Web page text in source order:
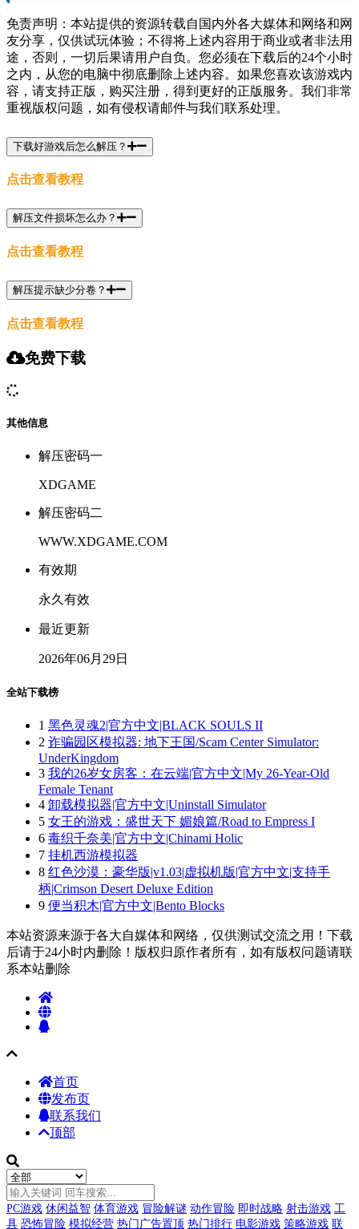
免责声明：本站提供的资源转载自国内外各大媒体和网络和网
友分享，仅供试玩体验；不得将上述内容用于商业或者非法用
途，否则，一切后果请用户自负。您必须在下载后的24个小时
之内，从您的电脑中彻底删除上述内容。如果您喜欢该游戏内
容，请支持正版，购买注册，得到更好的正版服务。我们非常
重视版权问题，如有侵权请邮件与我们联系处理。
下载好游戏后怎么解压？
点击查看教程
解压文件损坏怎么办？
点击查看教程
解压提示缺少分卷？
点击查看教程
免费下载
其他信息
解压密码一
XDGAME
解压密码二
WWW.XDGAME.COM
有效期
永久有效
最近更新
2026年06月29日
全站下载榜
1 黑色灵魂2|官方中文|BLACK SOULS II
2 诈骗园区模拟器: 地下王国/Scam Center Simulator:
UnderKingdom
3 我的26岁女房客：在云端|官方中文|My 26-Year-Old
Female Tenant
4 卸载模拟器|官方中文|Uninstall Simulator
5 女王的游戏：盛世天下 媚娘篇/Road to Empress I
6 毒织千奈美|官方中文|Chinami Holic
7 挂机西游模拟器
8 红色沙漠：豪华版|v1.03|虚拟机版|官方中文|支持手
柄|Crimson Desert Deluxe Edition
9 便当积木|官方中文|Bento Blocks
本站资源来源于各大自媒体和网络，仅供测试交流之用！下载
后请于24小时内删除！版权归原作者所有，如有版权问题请联
系本站删除
首页
发布页
联系我们
顶部
PC游戏 休闲益智 体育游戏 冒险解谜 动作冒险 即时战略 射击游戏 工
具 恐怖冒险 模拟经营 热门广告置顶 热门排行 电影游戏 策略游戏 联